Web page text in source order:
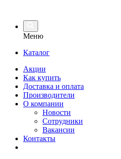
Меню
Каталог
Акции
Как купить
Доставка и оплата
Производители
О компании
Новости
Сотрудники
Вакансии
Контакты